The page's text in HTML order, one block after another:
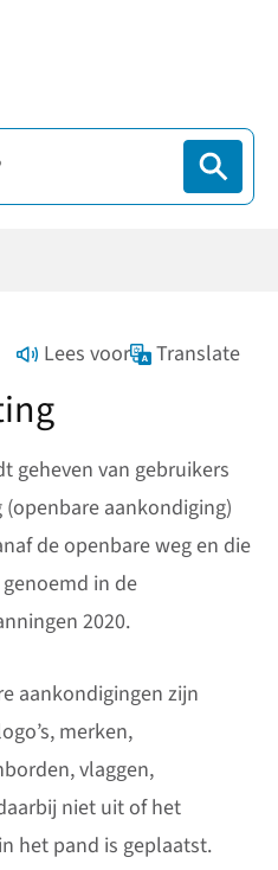
Lees voor Translate
geheven van gebruikers
aankondiging)
de openbare weg en die
in de
2020.
aankondigingen zijn
merken,
vlaggen,
niet uit of het
het pand is geplaatst.